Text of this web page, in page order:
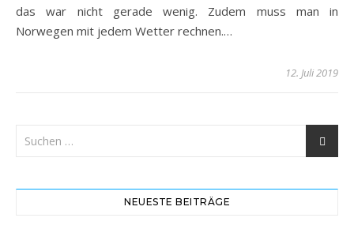
das war nicht gerade wenig. Zudem muss man in
Norwegen mit jedem Wetter rechnen.…
12. Juli 2019
NEUESTE BEITRÄGE